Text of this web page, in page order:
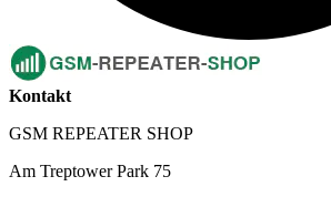
Kontakt
GSM REPEATER SHOP
Am Treptower Park 75